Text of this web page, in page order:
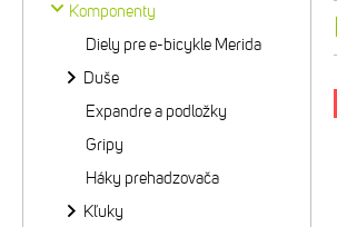
Komponenty
Diely pre e-bicykle Merida
Duše
Expandre a podložky
Gripy
Háky prehadzovača
Kľuky